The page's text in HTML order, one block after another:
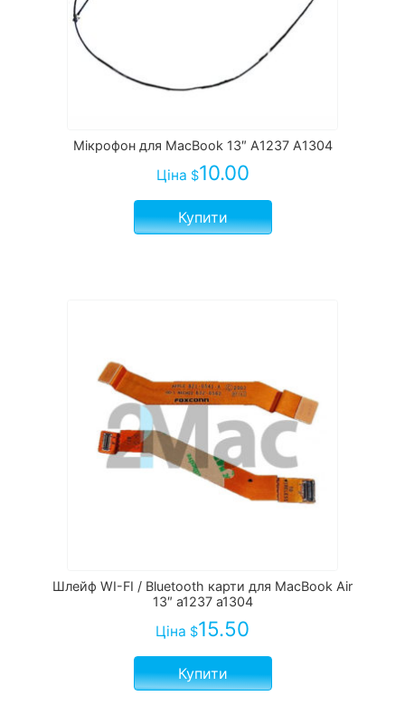
Мікрофон для MacBook 13″ A1237 A1304
Ціна $10.00
Купити
Шлейф WI-FI / Bluetooth карти для MacBook Air
13″ a1237 a1304
Ціна $15.50
Купити